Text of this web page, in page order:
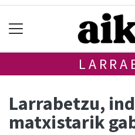
Larrabetzu,
matxistarik